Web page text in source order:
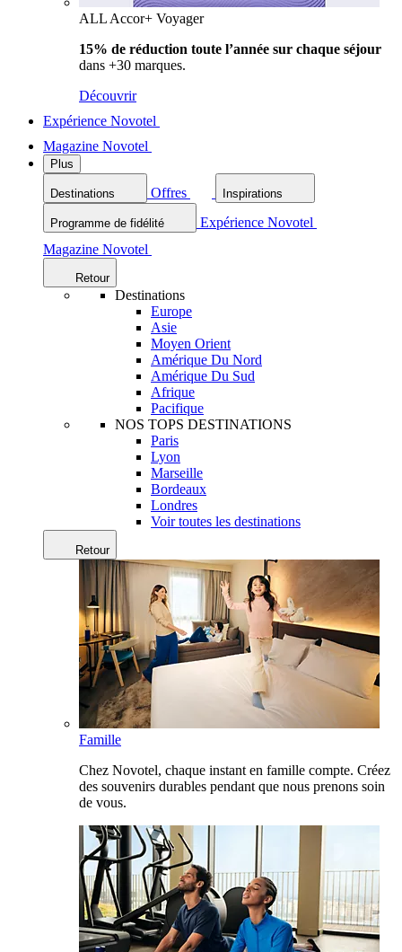
ALL Accor+ Voyager
15% de réduction toute l’année sur chaque séjour
dans +30 marques.
Découvrir
Expérience Novotel
Magazine Novotel
Plus
Destinations Offres Inspirations
Programme de fidélité
Expérience Novotel
Magazine Novotel
Retour
Destinations
Europe
Asie
Moyen Orient
Amérique Du Nord
Amérique Du Sud
Afrique
Pacifique
NOS TOPS DESTINATIONS
Paris
Lyon
Marseille
Bordeaux
Londres
Voir toutes les destinations
Retour
Famille
Chez Novotel, chaque instant en famille compte. Créez
des souvenirs durables pendant que nous prenons soin
de vous.